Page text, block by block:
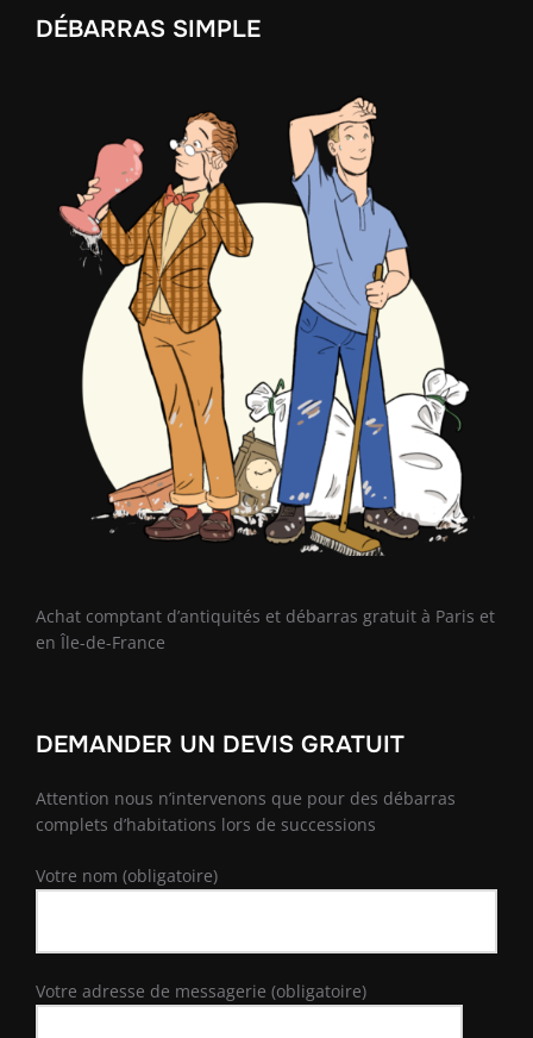
DÉBARRAS SIMPLE
Achat comptant d’antiquités et débarras gratuit à Paris et
en Île-de-France
DEMANDER UN DEVIS GRATUIT
Attention nous n’intervenons que pour des débarras
complets d’habitations lors de successions
Votre nom (obligatoire)
Votre adresse de messagerie (obligatoire)